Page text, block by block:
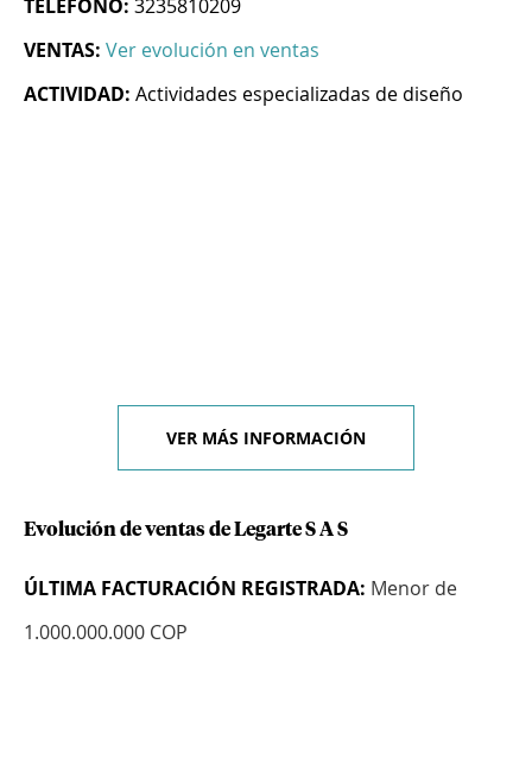
TELÉFONO: 3235810209
VENTAS: Ver evolución en ventas
ACTIVIDAD: Actividades especializadas de diseño
VER MÁS INFORMACIÓN
Evolución de ventas de Legarte S A S
ÚLTIMA FACTURACIÓN REGISTRADA: Menor de
1.000.000.000 COP